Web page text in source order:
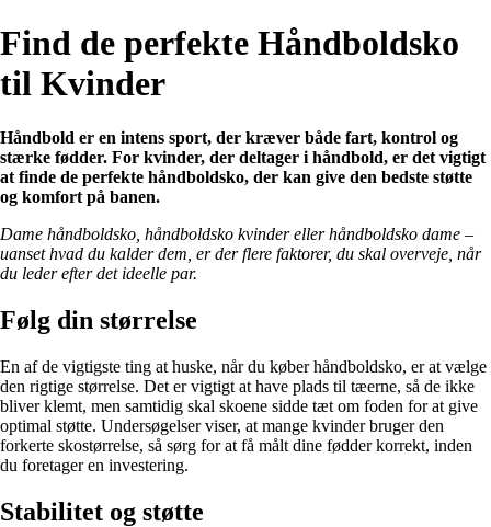
Find de perfekte Håndboldsko
til Kvinder
Håndbold er en intens sport, der kræver både fart, kontrol og
stærke fødder. For kvinder, der deltager i håndbold, er det vigtigt
at finde de perfekte håndboldsko, der kan give den bedste støtte
og komfort på banen.
Dame håndboldsko, håndboldsko kvinder eller håndboldsko dame –
uanset hvad du kalder dem, er der flere faktorer, du skal overveje, når
du leder efter det ideelle par.
Følg din størrelse
En af de vigtigste ting at huske, når du køber håndboldsko, er at vælge
den rigtige størrelse. Det er vigtigt at have plads til tæerne, så de ikke
bliver klemt, men samtidig skal skoene sidde tæt om foden for at give
optimal støtte. Undersøgelser viser, at mange kvinder bruger den
forkerte skostørrelse, så sørg for at få målt dine fødder korrekt, inden
du foretager en investering.
Stabilitet og støtte